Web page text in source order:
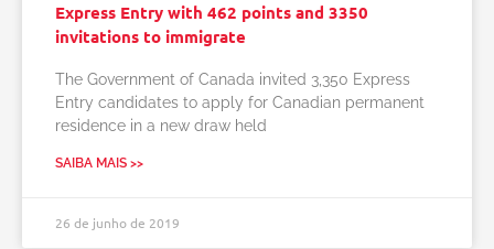
Express Entry with 462 points and 3350
invitations to immigrate
The Government of Canada invited 3,350 Express
Entry candidates to apply for Canadian permanent
residence in a new draw held
SAIBA MAIS >>
26 de junho de 2019